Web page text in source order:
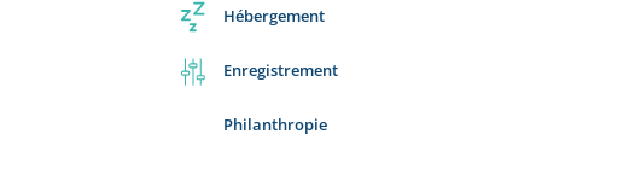
Hébergement
Enregistrement
Philanthropie